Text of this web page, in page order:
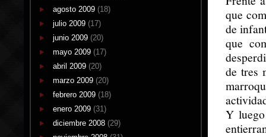
agosto 2009 (18)
julio 2009 (17)
junio 2009 (20)
mayo 2009 (17)
abril 2009 (20)
marzo 2009 (20)
febrero 2009 (18)
enero 2009 (31)
diciembre 2008 (29)
que
de
que
de tres
Y